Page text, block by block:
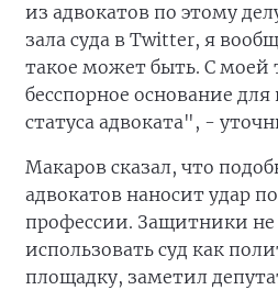
из адвокатов по этому
зала суда в Twitter, я
такое может быть. С моей
бесспорное основание
статуса адвоката", -
Макаров сказал, что
адвокатов наносит удар
профессии. Защитники
использовать суд как
площадку, заметил